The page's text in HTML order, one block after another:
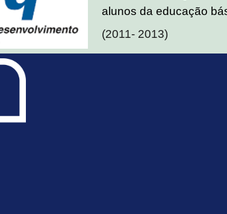
alunos da educação
(2011- 2013)